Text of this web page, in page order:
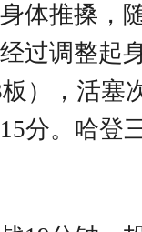
体推搡，
过调整起
），活
分。哈登